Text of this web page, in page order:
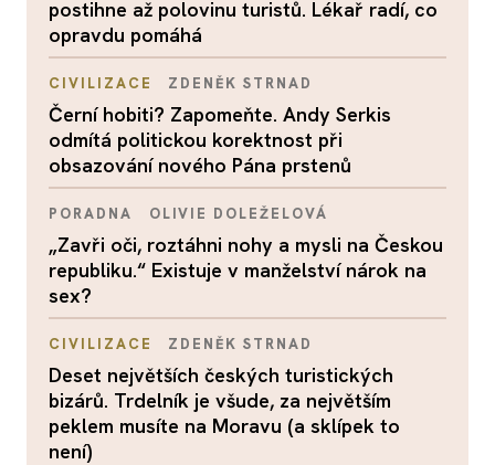
postihne až polovinu turistů. Lékař radí, co
opravdu pomáhá
CIVILIZACE ZDENĚK STRNAD
Černí hobiti? Zapomeňte. Andy Serkis
odmítá politickou korektnost při
obsazování nového Pána prstenů
PORADNA OLIVIE DOLEŽELOVÁ
„Zavři oči, roztáhni nohy a mysli na Českou
republiku.“ Existuje v manželství nárok na
sex?
CIVILIZACE ZDENĚK STRNAD
Deset největších českých turistických
bizárů. Trdelník je všude, za největším
peklem musíte na Moravu (a sklípek to
není)